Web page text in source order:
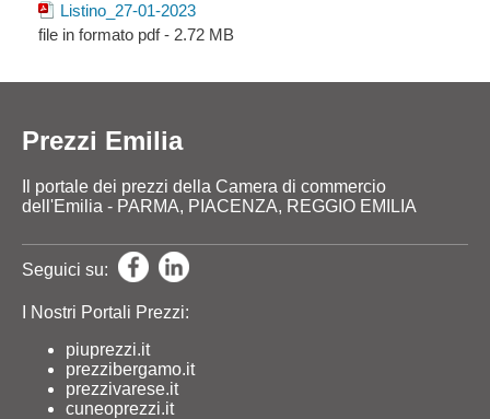
Listino_27-01-2023
file in formato pdf - 2.72 MB
Prezzi Emilia
Il portale dei prezzi della Camera di commercio
dell'Emilia - PARMA, PIACENZA, REGGIO EMILIA
Seguici su:
I Nostri Portali Prezzi:
piuprezzi.it
prezzibergamo.it
prezzivarese.it
cuneoprezzi.it